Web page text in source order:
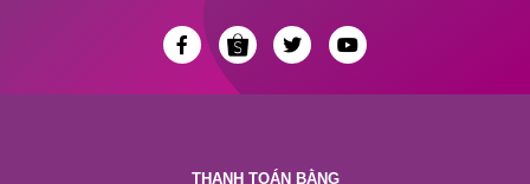
THANH TOÁN BẰNG